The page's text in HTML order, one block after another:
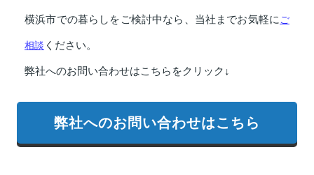
横浜市での暮らしをご検討中なら、当社までお気軽に ご
相談 ください。
弊社へのお問い合わせはこちらをクリック↓
弊社へのお問い合わせはこちら